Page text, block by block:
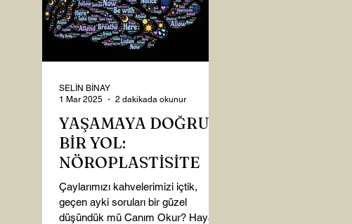
YAŞAMAYA DOĞRU
BİR YOL:
NÖROPLASTİSİTE
Çaylarımızı kahvelerimizi içtik,
geçen ayki soruları bir güzel
düşündük mü Canım Okur? Hayatta
SELİN BİNAY
1 Mar 2025
2 dakikada okunur